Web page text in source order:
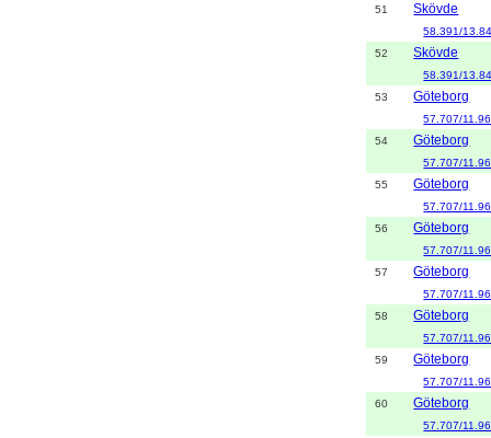
51
Skövde
58.391/
52
Skövde
58.391/
53
Göteborg
57.707/
54
Göteborg
57.707/
55
Göteborg
57.707/
56
Göteborg
57.707/
57
Göteborg
57.707/
58
Göteborg
57.707/
59
Göteborg
57.707/
60
Göteborg
57.707/